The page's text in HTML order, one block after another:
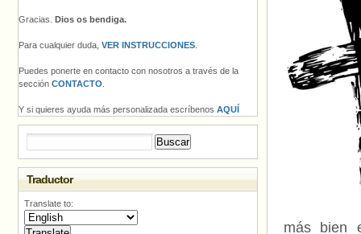
más bien
Gracias. Dios os bendiga.
Para cualquier duda, VER INSTRUCCIONES
Puedes ponerte en contacto con nosotros a través de la
sección CONTACTO
Y si quieres ayuda más personalizada escríbenos AQUÍ
Traductor
Translate to: